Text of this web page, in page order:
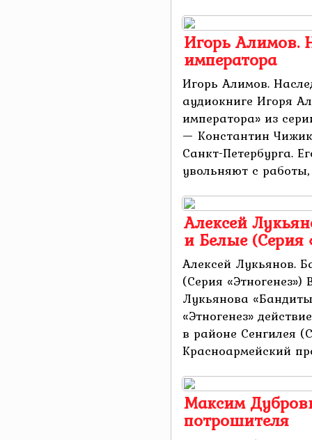
Игорь Алимов.
императора
Игорь Алимов.
аудиокниге Игоря
императора» из
— Константин
Санкт-Петербурга.
увольняют с работы,
Алексей
и Белые (Серия
Алексей Лукьянов.
(Серия «Этногенез»)
Лукьянова
«Этногенез»
в районе Сенгилея
Красноармейский
Максим
потрошителя